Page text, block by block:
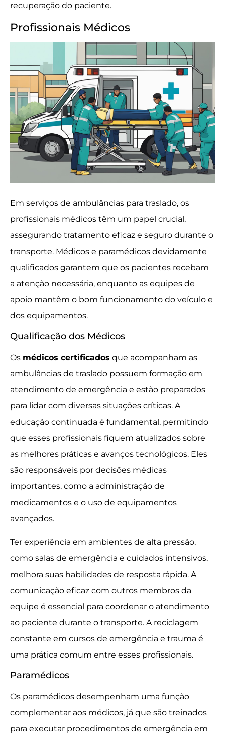
recuperação do paciente.
Profissionais Médicos
Em serviços de ambulâncias para traslado, os
profissionais médicos têm um papel crucial,
assegurando tratamento eficaz e seguro durante o
transporte. Médicos e paramédicos devidamente
qualificados garantem que os pacientes recebam
a atenção necessária, enquanto as equipes de
apoio mantêm o bom funcionamento do veículo e
dos equipamentos.
Qualificação dos Médicos
Os médicos certificados que acompanham as
ambulâncias de traslado possuem formação em
atendimento de emergência e estão preparados
para lidar com diversas situações críticas. A
educação continuada é fundamental, permitindo
que esses profissionais fiquem atualizados sobre
as melhores práticas e avanços tecnológicos. Eles
são responsáveis por decisões médicas
importantes, como a administração de
medicamentos e o uso de equipamentos
avançados.
Ter experiência em ambientes de alta pressão,
como salas de emergência e cuidados intensivos,
melhora suas habilidades de resposta rápida. A
comunicação eficaz com outros membros da
equipe é essencial para coordenar o atendimento
ao paciente durante o transporte. A reciclagem
constante em cursos de emergência e trauma é
uma prática comum entre esses profissionais.
Paramédicos
Os paramédicos desempenham uma função
complementar aos médicos, já que são treinados
para executar procedimentos de emergência em